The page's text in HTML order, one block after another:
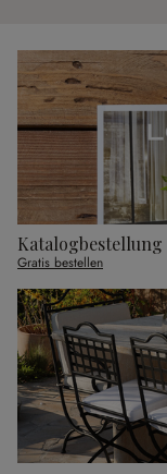
Katalogbestellung
Gratis bestellen